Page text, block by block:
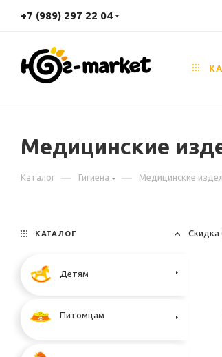
+7 (989) 297 22 04
Медицинские
Каталог — Гигиена — Медицинские
Скидка
КАТАЛОГ
Детям
Питомцам